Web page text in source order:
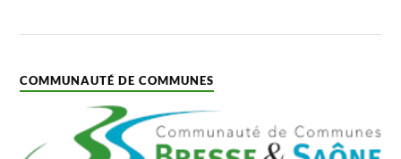
COMMUNAUTÉ DE COMMUNES